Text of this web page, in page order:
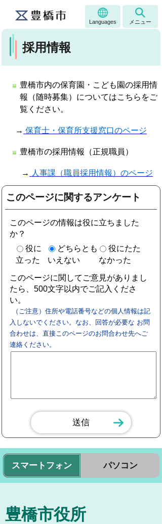
Languages メニュー
採用情報
豊橋市内の保育園・こども園の採用情
報（随時募集）についてはこちらをご
覧ください。
→ 保育士・保育所支援窓口のページ
豊橋市の採用情報（正規職員）
→ 人事課（職員採用情報）のページ
このページに関するアンケート
このページの情報は役に立ちました
か？
役に
立った
どちらとも
いえない
役にたた
なかった
このページに関してご意見がありまし
たら、500文字以内でご記入くださ
い。
（ご注意）住所や電話番号などの個人情報は記
入しないでください。なお、回答が必要な お問
合わせは、直接このページのお問合わせ先へご
連絡ください。
スマートフォン パソコン
豊橋市役所